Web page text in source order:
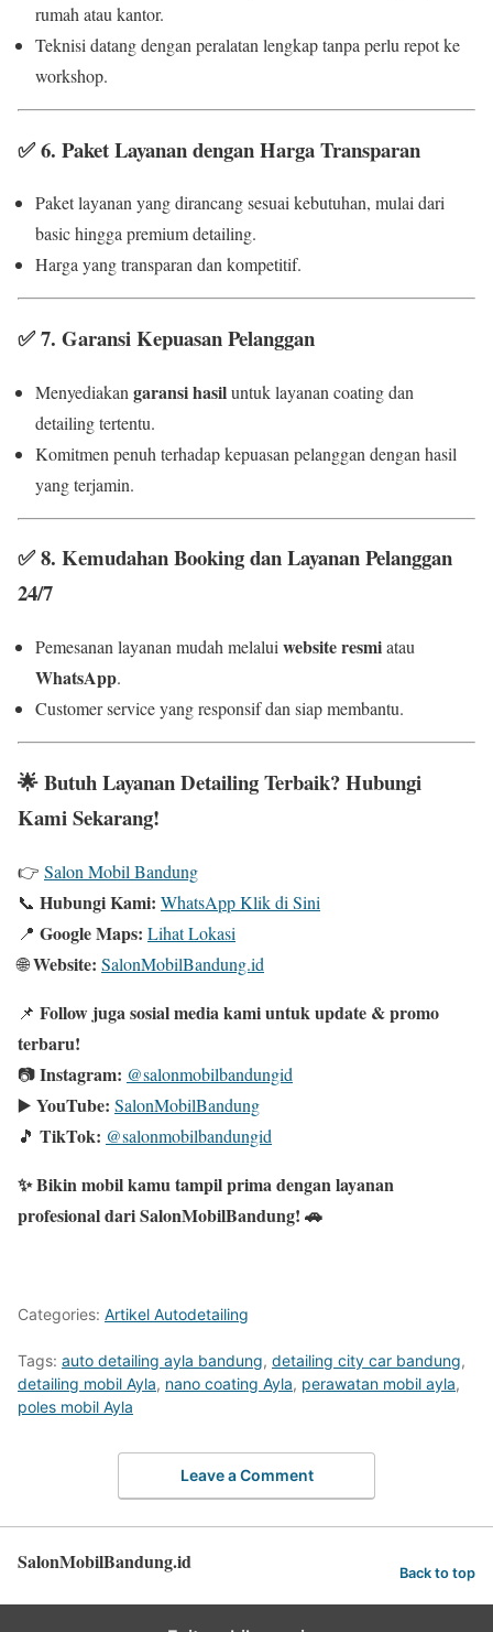
rumah atau kantor.
Teknisi datang dengan peralatan lengkap tanpa perlu repot ke
workshop.
✅6. Paket Layanan dengan Harga Transparan
Paket layanan yang dirancang sesuai kebutuhan, mulai dari
basic hingga premium detailing.
Harga yang transparan dan kompetitif.
✅7. Garansi Kepuasan Pelanggan
Menyediakan garansi hasiluntuk layanan coating dan
detailing tertentu.
Komitmen penuh terhadap kepuasan pelanggan dengan hasil
yang terjamin.
✅8. Kemudahan Booking dan Layanan Pelanggan
24/7
Pemesanan layanan mudah melalui website resmiatau
WhatsApp.
Customer service yang responsif dan siap membantu.
🌟Butuh Layanan Detailing Terbaik? Hubungi
Kami Sekarang!
👉 Salon Mobil Bandung
📞 Hubungi Kami: WhatsApp Klik di Sini
📍 Google Maps: Lihat Lokasi
🌐Website: SalonMobilBandung.id
📌 Follow juga sosial media kami untuk update & promo
terbaru!
📷Instagram: @salonmobilbandungid
▶️ YouTube: SalonMobilBandung
🎵 TikTok: @salonmobilbandungid
✨ Bikin mobil kamu tampil prima dengan layanan
profesional dari SalonMobilBandung! 🚗
Categories: Artikel Autodetailing
Tags: auto detailing ayla bandung, detailing city car bandung,
detailing mobil Ayla, nano coating Ayla, perawatan mobil ayla,
poles mobil Ayla
Leave a Comment
SalonMobilBandung.id Back to top